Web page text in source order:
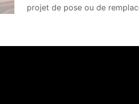
projet de pose ou de